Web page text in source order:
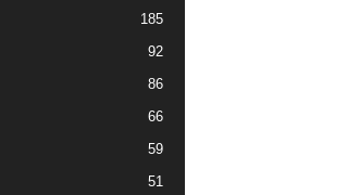
185
92
86
66
59
51